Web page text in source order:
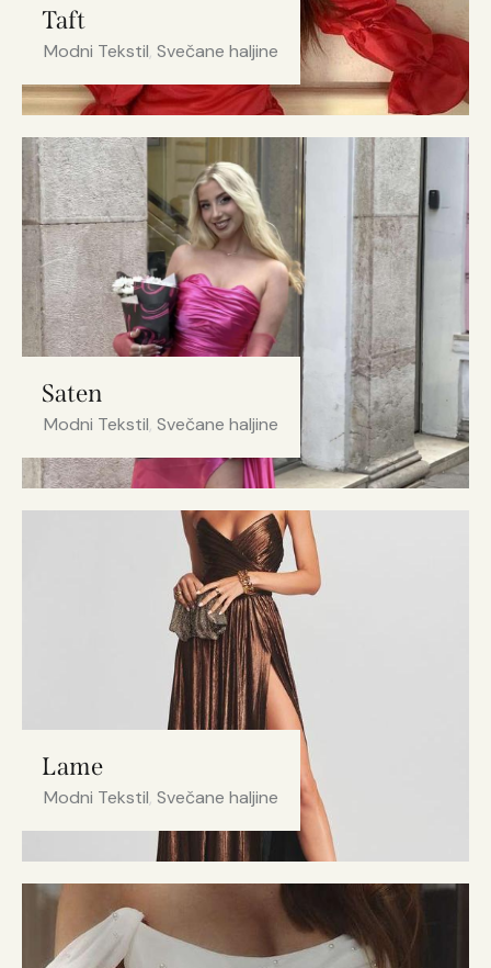
Taft
Modni Tekstil, Svečane haljine
Saten
Modni Tekstil, Svečane haljine
Lame
Modni Tekstil, Svečane haljine